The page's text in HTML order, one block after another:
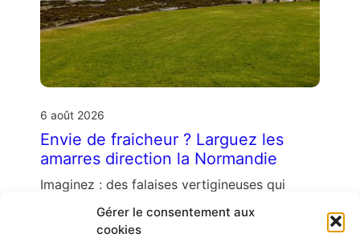
Gérer le consentement aux
cookies
6 août 2026
Envie de fraicheur ? Larguez les
amarres direction la Normandie
Imaginez : des falaises vertigineuses qui
plongent dans une mer turquoise, des ports
de pêche colorés où l’on déguste des huîtres